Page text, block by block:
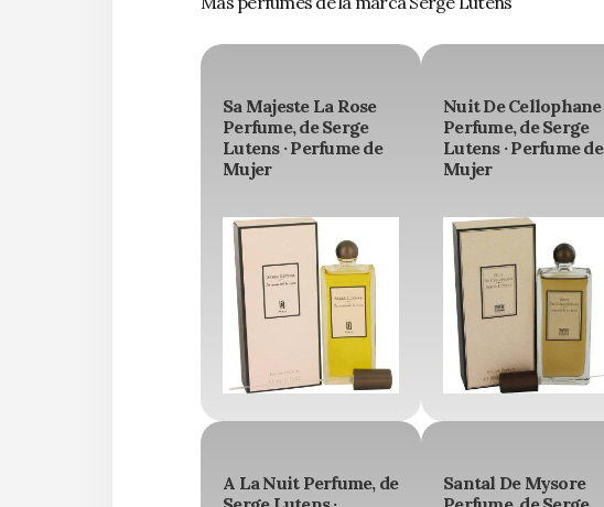
Sa Majeste La Rose
Perfume, de Serge
Lutens · Perfume de
Mujer
Nuit De Cellophane
Perfume, de Serge
Lutens · Perfume de
Mujer
A La Nuit Perfume, de
Santal De Mysore